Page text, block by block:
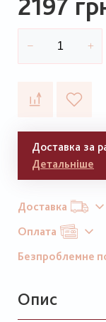
Доставка за
Детальніше
Доставка
Оплата
Безпроблемне
Опис